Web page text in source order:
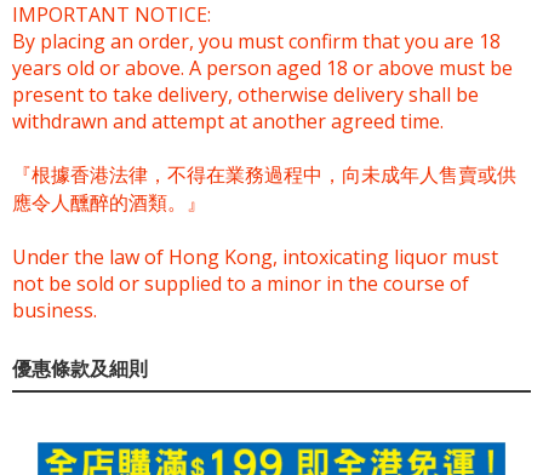
IMPORTANT NOTICE:
By placing an order, you must confirm that you are 18
years old or above. A person aged 18 or above must be
present to take delivery, otherwise delivery shall be
withdrawn and attempt at another agreed time.
『根據香港法律，不得在業務過程中，向未成年人售賣或供
應令人醺醉的酒類。』
Under the law of Hong Kong, intoxicating liquor must
not be sold or supplied to a minor in the course of
business.
優惠條款及細則